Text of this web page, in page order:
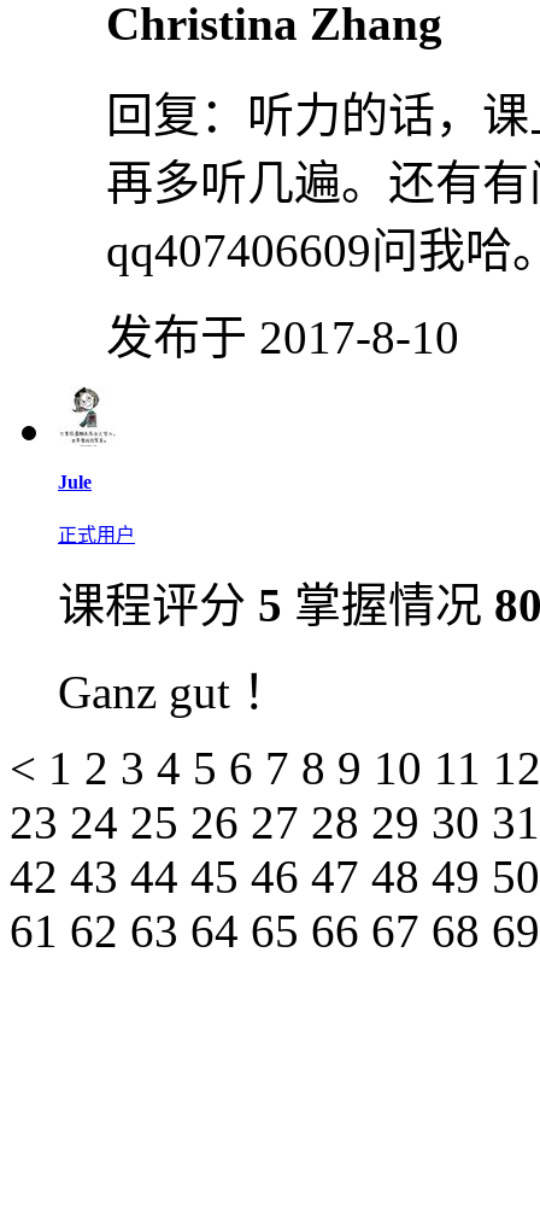
Christina Zhang
回复： 听力的话，
再多听几遍。还有
qq407406609问我哈
发布于 2017-8-10
Jule
正式用户
课程评分 5 掌握情况
Ganz gut ！
< 1 2 3 4 5 6 7 8 9 10 11
23 24 25 26 27 28 29 30
42 43 44 45 46 47 48 49
61 62 63 64 65 66 67 68